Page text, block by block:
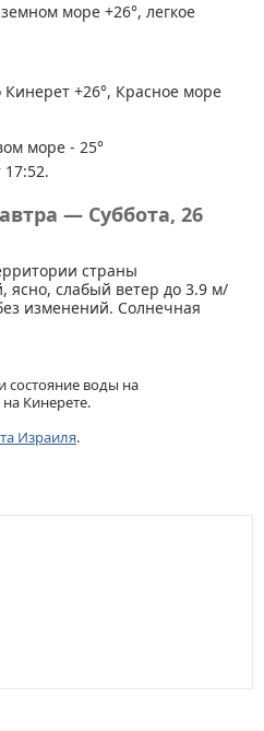
море +26°, легкое
+26°, Красное море
море - 25°
17:52.
— Суббота, 26
страны
ясно, слабый ветер до 3.9 м/
изменений. Солнечная
состояние воды на
Кинерете.
Израиля.